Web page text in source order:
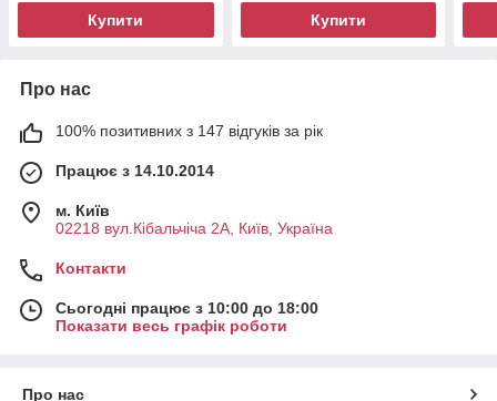
Купити Купити
Про нас
100% позитивних з 147 відгуків за рік
Працює з 14.10.2014
м. Київ
02218 вул.Кібальчіча 2А, Київ, Україна
Контакти
Сьогодні працює з 10:00 до 18:00
Показати весь графік роботи
Про нас